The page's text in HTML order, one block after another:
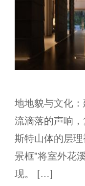
地地貌与文化
流滴落的声响
斯特山体的层
景框”将室外花
现。 […]